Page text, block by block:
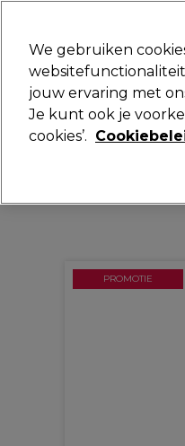
PROMOTIE
We gebruiken
jouw ervaring met
Je kunt ook je
cookies’.